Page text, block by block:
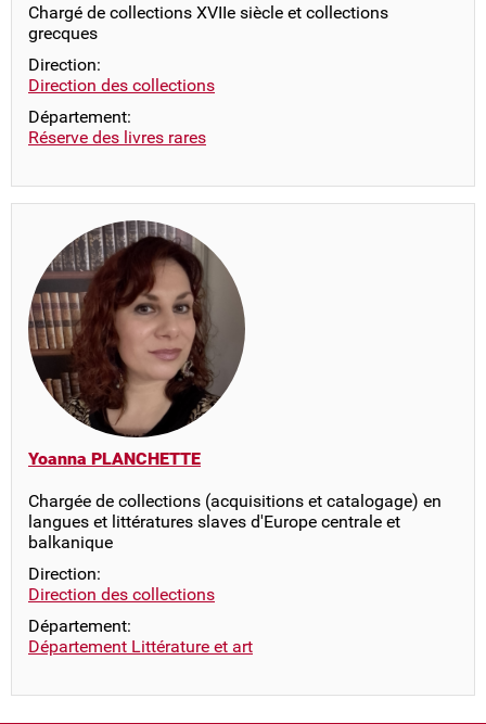
Chargé de collections XVIIe siècle et collections
grecques
Direction:
Direction des collections
Département:
Réserve des livres rares
Yoanna PLANCHETTE
Chargée de collections (acquisitions et catalogage) en
langues et littératures slaves d'Europe centrale et
balkanique
Direction:
Direction des collections
Département:
Département Littérature et art